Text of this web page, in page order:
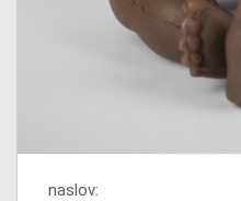
naslov: